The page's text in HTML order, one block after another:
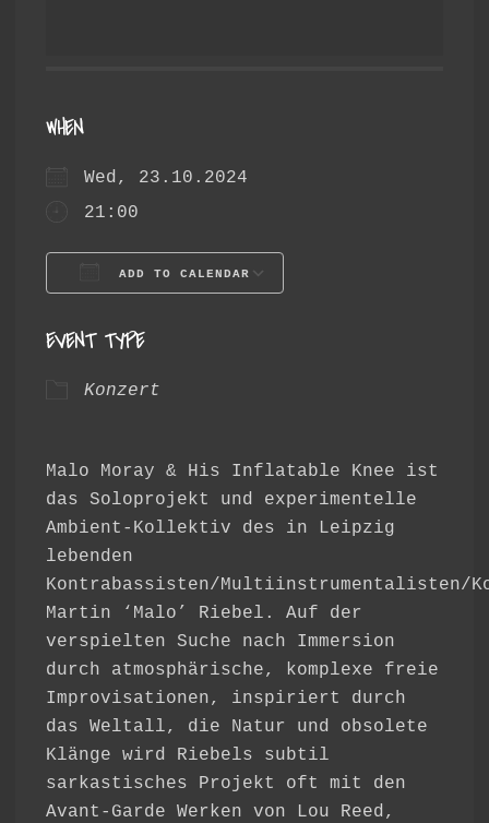
WHEN
Wed, 23.10.2024
21:00
ADD TO CALENDAR
EVENT TYPE
Konzert
Malo Moray & His Inflatable Knee ist
das Soloprojekt und experimentelle
Ambient-Kollektiv des in Leipzig
lebenden
Kontrabassisten/Multiinstrumentalisten/
Martin ‘Malo’ Riebel. Auf der
verspielten Suche nach Immersion
durch atmosphärische, komplexe freie
Improvisationen, inspiriert durch
das Weltall, die Natur und obsolete
Klänge wird Riebels subtil
sarkastisches Projekt oft mit den
Avant-Garde Werken von Lou Reed,